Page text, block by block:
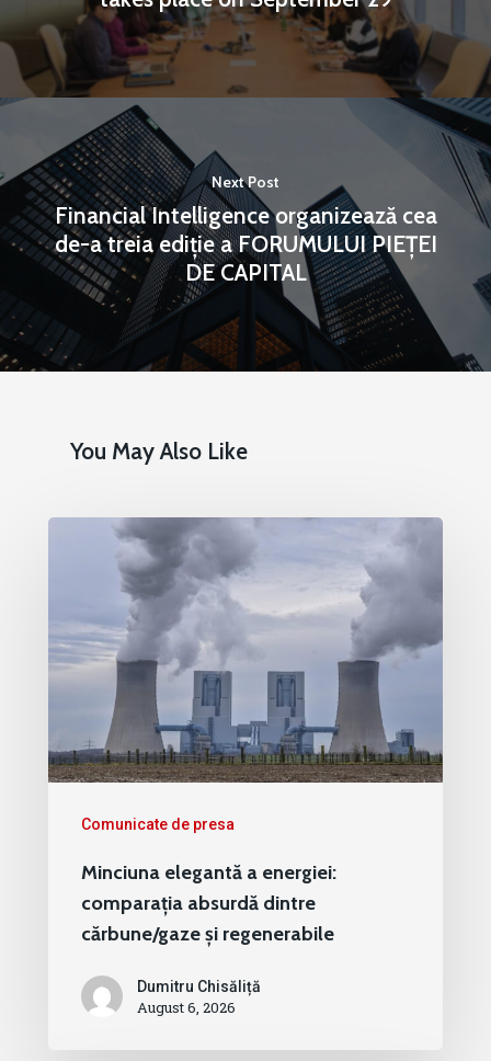
Next Post
Financial Intelligence organizează cea
de-a treia ediție a FORUMULUI PIEȚEI
DE CAPITAL
You May Also Like
Comunicate de presa
Minciuna elegantă a energiei:
comparația absurdă dintre
cărbune/gaze și regenerabile
Dumitru Chisăliță
August 6, 2026
Martie 2016
Decembrie 2015
Martie 2015
Agribusiness
Construcții și
pentru o Românie